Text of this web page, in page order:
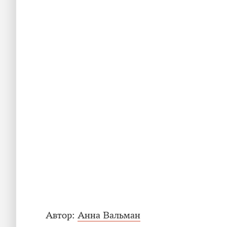
Автор: Анна Вальман